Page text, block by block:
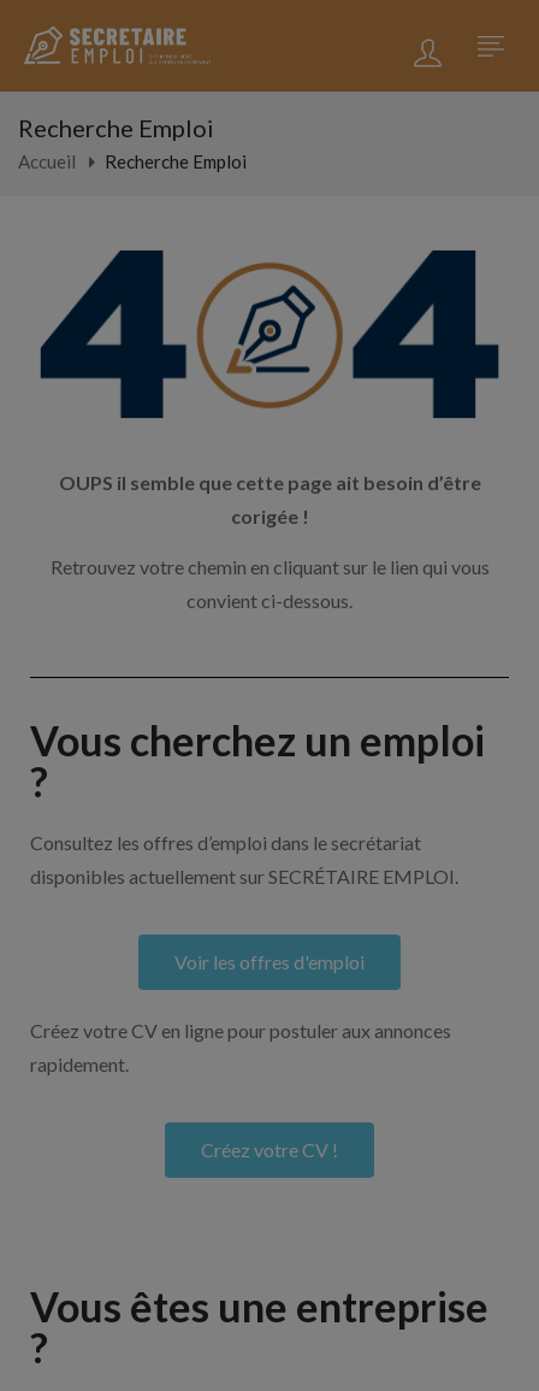
Recherche Emploi
Accueil Recherche Emploi
OUPS il semble que cette page ait besoin d’être
corigée !
Retrouvez votre chemin en cliquant sur le lien qui vous
convient ci-dessous.
Vous cherchez un emploi
?
Consultez les offres d’emploi dans le secrétariat
disponibles actuellement sur SECRÉTAIRE EMPLOI.
Voir les offres d'emploi
Créez votre CV en ligne pour postuler aux annonces
rapidement.
Créez votre CV !
Vous êtes une entreprise
?